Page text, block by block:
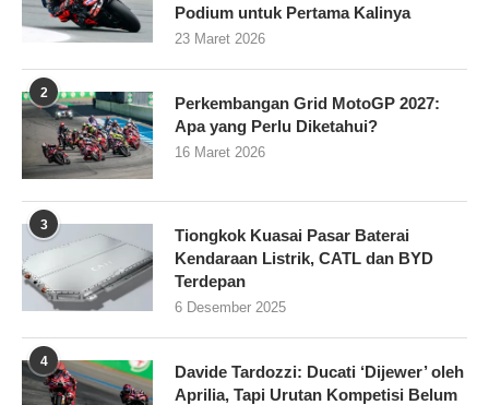
Podium untuk Pertama Kalinya
23 Maret 2026
2
Perkembangan Grid MotoGP 2027:
Apa yang Perlu Diketahui?
16 Maret 2026
3
Tiongkok Kuasai Pasar Baterai
Kendaraan Listrik, CATL dan BYD
Terdepan
6 Desember 2025
4
Davide Tardozzi: Ducati ‘Dijewer’ oleh
Aprilia, Tapi Urutan Kompetisi Belum